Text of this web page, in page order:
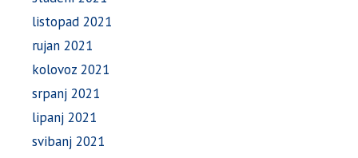
listopad 2021
rujan 2021
kolovoz 2021
srpanj 2021
lipanj 2021
svibanj 2021